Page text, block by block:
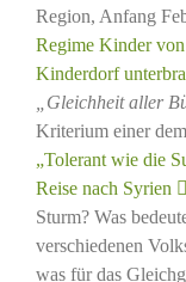
Region, Anfang
Regime Kinder
Kinderdorf
„Gleichheit aller
Kriterium einer
„Tolerant wie die
Reise nach Syrien
Sturm? Was
verschiedenen
was für das